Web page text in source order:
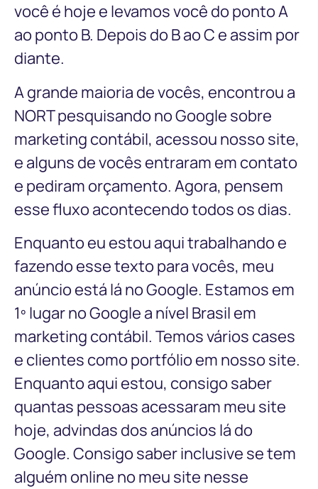
você é hoje e levamos você do ponto A
ao ponto B. Depois do B ao C e assim por
diante.
A grande maioria de vocês, encontrou a
NORT pesquisando no Google sobre
marketing contábil, acessou nosso site,
e alguns de vocês entraram em contato
e pediram orçamento. Agora, pensem
esse fluxo acontecendo todos os dias.
Enquanto eu estou aqui trabalhando e
fazendo esse texto para vocês, meu
anúncio está lá no Google. Estamos em
1º lugar no Google a nível Brasil em
marketing contábil. Temos vários cases
e clientes como portfólio em nosso site.
Enquanto aqui estou, consigo saber
quantas pessoas acessaram meu site
hoje, advindas dos anúncios lá do
Google. Consigo saber inclusive se tem
alguém online no meu site nesse